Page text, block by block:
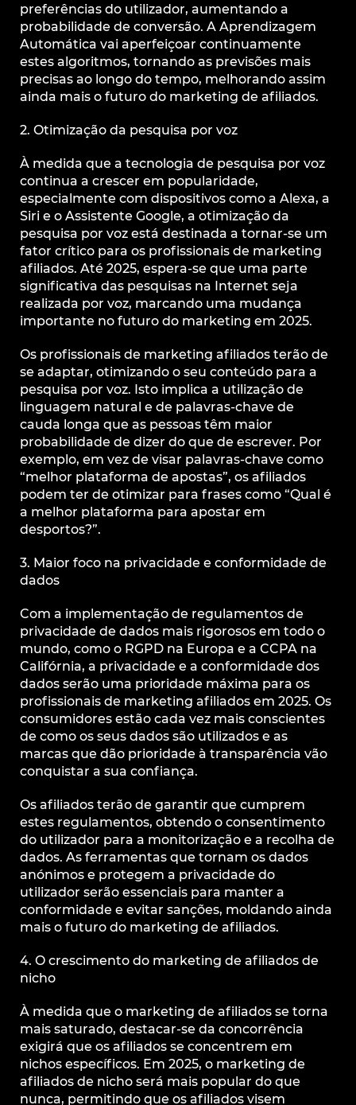
preferências do utilizador, aumentando a
probabilidade de conversão. A Aprendizagem
Automática vai aperfeiçoar continuamente
estes algoritmos, tornando as previsões mais
precisas ao longo do tempo, melhorando assim
ainda mais o futuro do marketing de afiliados.
2. Otimização da pesquisa por voz
À medida que a tecnologia de pesquisa por voz
continua a crescer em popularidade,
especialmente com dispositivos como a Alexa, a
Siri e o Assistente Google, a otimização da
pesquisa por voz está destinada a tornar-se um
fator crítico para os profissionais de marketing
afiliados. Até 2025, espera-se que uma parte
significativa das pesquisas na Internet seja
realizada por voz, marcando uma mudança
importante no futuro do marketing em 2025.
Os profissionais de marketing afiliados terão de
se adaptar, otimizando o seu conteúdo para a
pesquisa por voz. Isto implica a utilização de
linguagem natural e de palavras-chave de
cauda longa que as pessoas têm maior
probabilidade de dizer do que de escrever. Por
exemplo, em vez de visar palavras-chave como
“melhor plataforma de apostas”, os afiliados
podem ter de otimizar para frases como “Qual é
a melhor plataforma para apostar em
desportos?”.
3. Maior foco na privacidade e conformidade de
dados
Com a implementação de regulamentos de
privacidade de dados mais rigorosos em todo o
mundo, como o RGPD na Europa e a CCPA na
Califórnia, a privacidade e a conformidade dos
dados serão uma prioridade máxima para os
profissionais de marketing afiliados em 2025. Os
consumidores estão cada vez mais conscientes
de como os seus dados são utilizados e as
marcas que dão prioridade à transparência vão
conquistar a sua confiança.
Os afiliados terão de garantir que cumprem
estes regulamentos, obtendo o consentimento
do utilizador para a monitorização e a recolha de
dados. As ferramentas que tornam os dados
anónimos e protegem a privacidade do
utilizador serão essenciais para manter a
conformidade e evitar sanções, moldando ainda
mais o futuro do marketing de afiliados.
4. O crescimento do marketing de afiliados de
nicho
À medida que o marketing de afiliados se torna
mais saturado, destacar-se da concorrência
exigirá que os afiliados se concentrem em
nichos específicos. Em 2025, o marketing de
afiliados de nicho será mais popular do que
nunca, permitindo que os afiliados visem